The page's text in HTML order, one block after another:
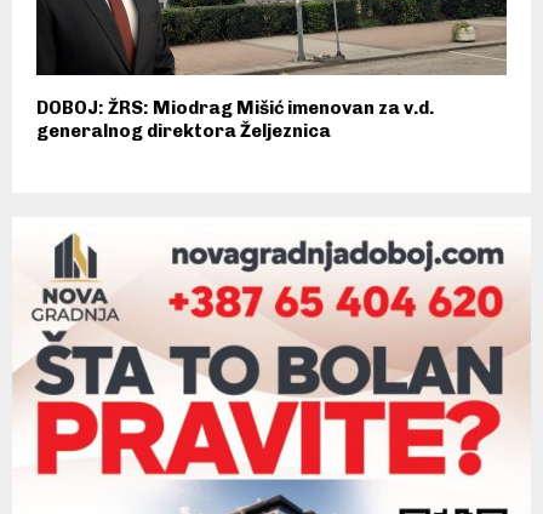
DOBOJ: ŽRS: Miodrag Mišić imenovan za v.d.
generalnog direktora Željeznica